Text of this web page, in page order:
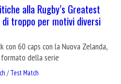
alla Rugby’s Greatest
di troppo per motivi diversi
60 caps con la Nuova Zelanda,
della serie
/Test Match